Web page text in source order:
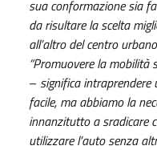
sua conformazione sia
da risultare la scelta
all’altro del centro
“Promuovere la mobilità
– significa
facile, ma abbiamo la
innanzitutto a sradicare
utilizzare l’auto senza